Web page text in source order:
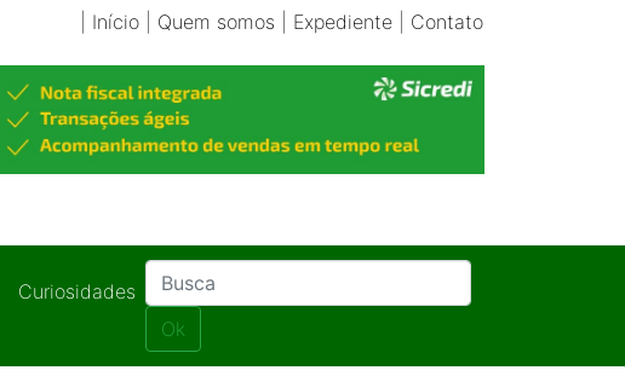
Início| Quem somos Expediente| Contato
Curiosidades
Ok